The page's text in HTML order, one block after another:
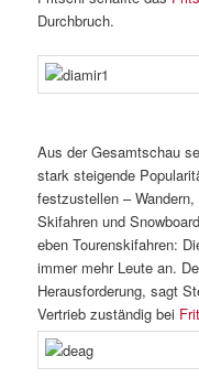
Durchbruch.
Aus der Gesamtschau
stark steigende
festzustellen –
Skifahren und
eben Tourenskifahren:
immer mehr Leute an.
Herausforderung, sagt
Vertrieb zuständig bei